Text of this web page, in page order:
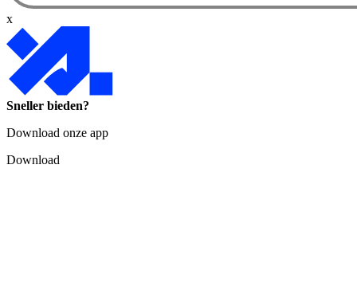
x
Sneller bieden?
Download onze app
Download